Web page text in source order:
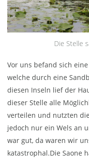
Die Stelle
Vor uns befand sich
welche durch eine
diesen Inseln lief der
dieser Stelle alle
verteilen und nutzten
jedoch nur ein Wels an
war gut, da waren wir
katastrophal.Die Saone